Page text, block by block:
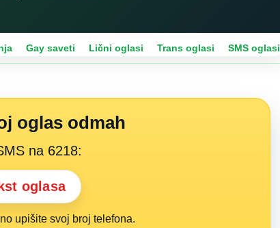
Gay saveti Lični oglasi Trans oglasi SMS oglasi
oglas odmah
na 6218:
oglasa
upišite svoj broj telefona.